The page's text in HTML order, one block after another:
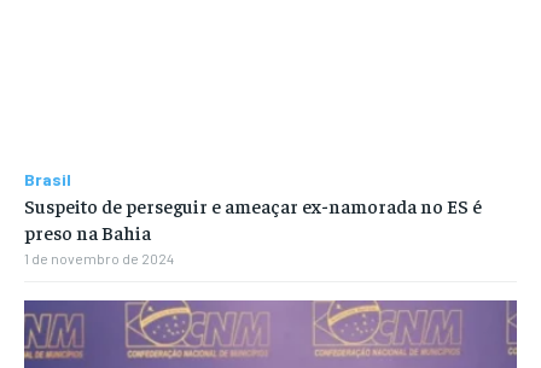
Brasil
Suspeito de perseguir e ameaçar ex-namorada no ES é
preso na Bahia
1 de novembro de 2024